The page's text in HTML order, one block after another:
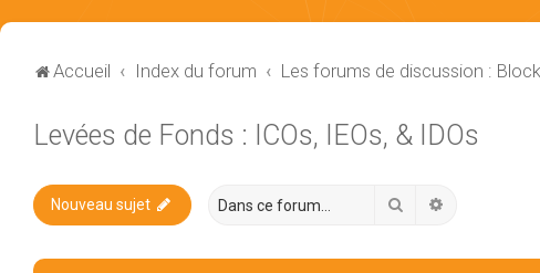
Accueil Index du forum Les forums de discussion :
Levées de Fonds : ICOs, IEOs, & IDOs
Nouveau sujet Rechercher